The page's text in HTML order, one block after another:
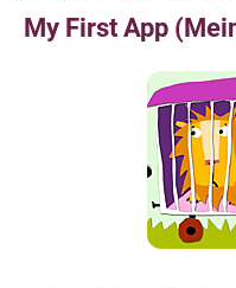
My First App